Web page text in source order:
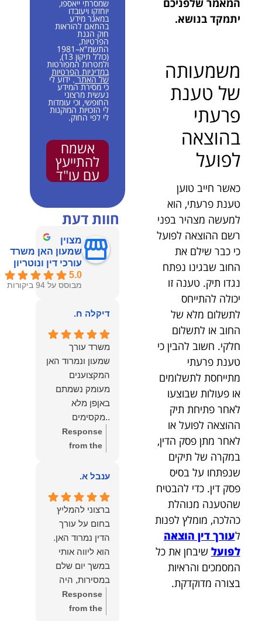
המאמר שלפניכם
יתמקד בנושא.
משמעותה
של טענת
פרעתי
בהוצאה
לפועל
כאשר חייב טוען
טענת פרעתי, הוא
למעשה מצהיר בפני
רשם ההוצאה לפועל
כי כבר שילם את
החוב שבגינו נפתח
נגדו תיק. טענה זו
יכולה להתייחס
לתשלום מלא של
החוב או לתשלום
חלקי. חשוב להבין כי
טענת פרעתי
מתייחסת לתשלומים
או פעולות שבוצעו
לאחר פתיחת תיק
ההוצאה לפועל או
לאחר מתן פסק הדין,
במקרה של תיקים
שנפתחו על בסיס
פסק דין. כדי להבטיח
שהטענה מנוהלת
כהלכה, מומלץ לפנות
לעורך דין הוצאה
לפועל שיבחן את כל
המסמכים והראיות
בצורה מדוקדקת.
שמסרתי ייאספו,
יוחזקו ויעובדו
במאגר מידע
בהתאם להוראות
חוק הגנת
הפרטיות,
התשמ"א–1981
(כולל תיקון 13),
ולמטרות המפורטות
במדיניות הפרטיות
של האתר. ידוע לי
כי מסירת המידע
נעשית מרצוני
החופשי, וכי עומדות
לי הזכויות המוקנות
לי לפי החוק.
אשמח
להתייעץ
עם עו"ד
חוות דעת
מצוין
שמעון האן משרד
עורכי דין ונוטריון
5.0
מבוסס על 94 ביקורות
דיקלה ח.
משרד עורך
שמעון ונמרוד האן
המקצוענים
מעומק נשמתם
באןפן מלא
..מקסימים
ונעימים אוזן
קשבת, ונונתנים
מלא ואמיתי..שפו
עליכם..אני
שמחה שאתם
איתי ותזכו לטוב
כפי
שאתם....תבורכו
ברכה והצלחה
וחיבוק ממני🙂😘
💓
Response
from the
רבה על המילים
והמרגשות.
שמחנו מאוד
לקרוא את
דברייך. אנו
מעריכים את
האמון שנתת בנו
ונמשיך לעמוד
לצידך וללוות
אותך במסירות.
ענבל א.
ברצוני להמליץ
בחום על עורך
הדין נמרוד האן.
הוא ליווה אותי
במשך יום שלם
במסירות, היה
זמין לכל שאלה,
הכווין אותי בכל
Response
from the